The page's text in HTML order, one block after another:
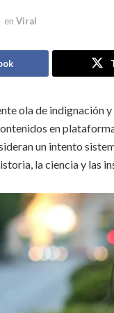
en Viral
ola de indignación
en
un intento
la ciencia y las